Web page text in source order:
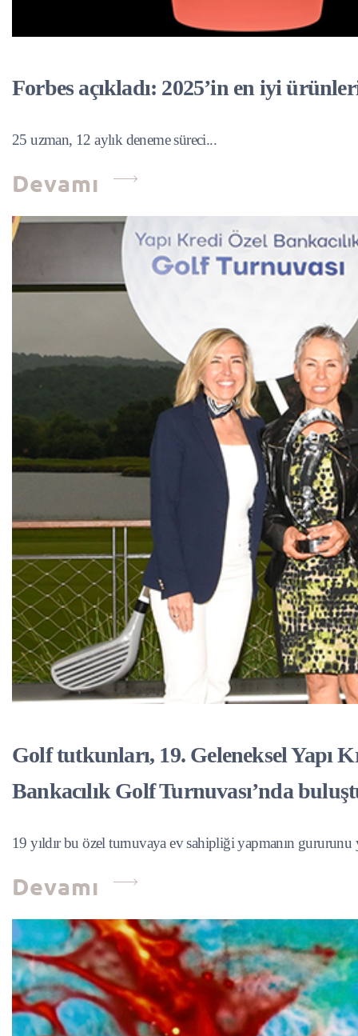
Forbes açıkladı: 2025’in en iyi
25 uzman, 12 aylık deneme süreci...
Devamı
Golf tutkunları, 19. Geleneksel Yapı
Bankacılık Golf Turnuvası’nda
19 yıldır bu özel turnuvaya ev sahipliği yapmanın gururunu
Devamı